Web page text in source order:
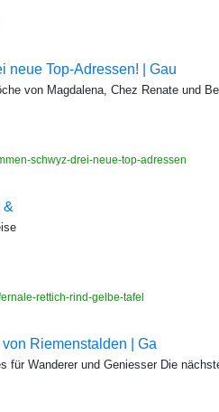
neue Top-Adressen! | Gau
von Magdalena, Chez Renate und
schwyz-drei-neue-top-adressen
&
rettich-rind-gelbe-tafel
Riemenstalden | Ga
für Wanderer und Geniesser Die